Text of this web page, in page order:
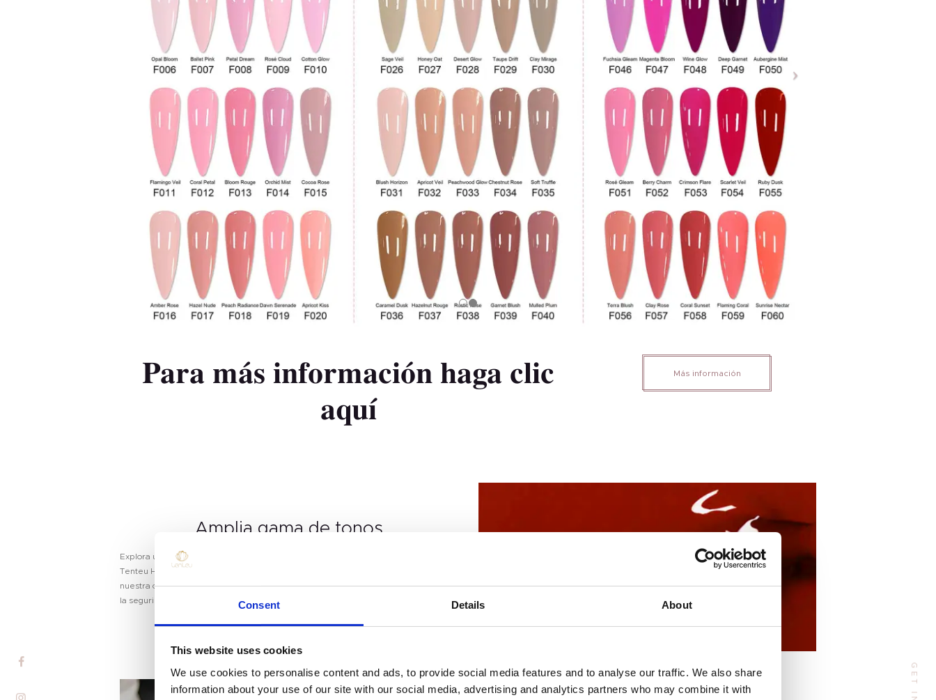
Consent Details About
This website uses cookies
We use cookies to personalise content and ads, to provide social media features and to analyse our traffic. We also share
information about your use of our site with our social media, advertising and analytics partners who may combine it with
Hogar
Producto
Marca Privada
Color De Uñas
Address
Phone:
+86 185-6547-4773
Para más información haga clic
aquí
Más información
Amplia gama de tonos
Explora una impresionante variedad de colores y acabados con los esmaltes de gel
Tenteu Hema y TPO Free. Desde clásicos atemporales hasta tendencias audaces,
nuestra colección te garantiza el look perfecto para cada ocasión, sin comprometer
la seguridad.